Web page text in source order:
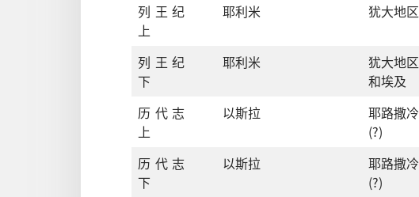
列王纪
上
耶利米 犹大地区
列王纪
下
耶利米 犹大地区
和埃及
历代志
上
以斯拉
耶路撒冷
(?)
历代志
下
以斯拉
耶路撒冷
(?)